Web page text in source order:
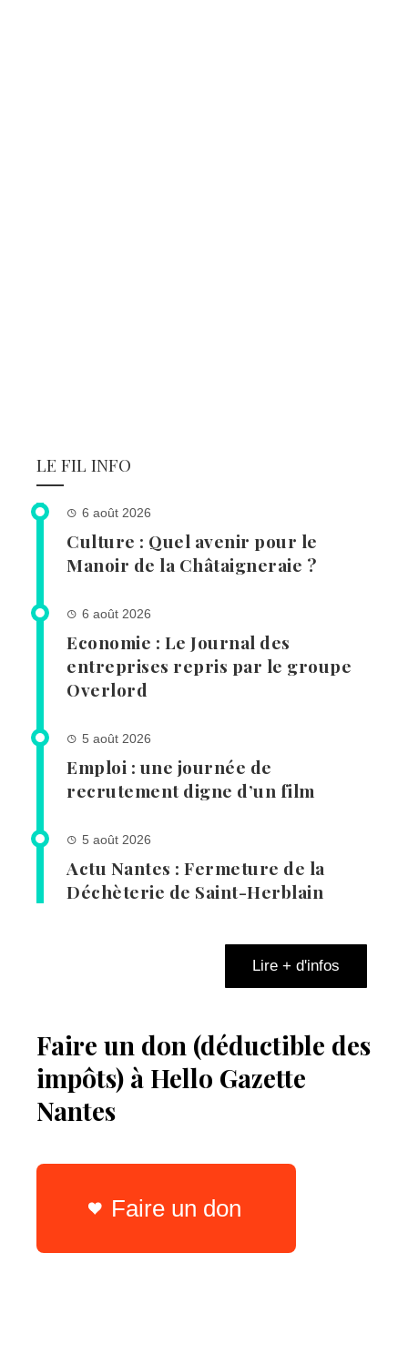
LE FIL INFO
6 août 2026
Culture : Quel avenir pour le
Manoir de la Châtaigneraie ?
6 août 2026
Economie : Le Journal des
entreprises repris par le groupe
Overlord
5 août 2026
Emploi : une journée de
recrutement digne d’un film
5 août 2026
Actu Nantes : Fermeture de la
Déchèterie de Saint-Herblain
Lire + d'infos
Faire un don (déductible des
impôts) à Hello Gazette
Nantes
Faire un don